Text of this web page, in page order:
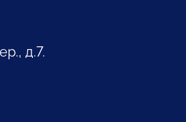
д.7.